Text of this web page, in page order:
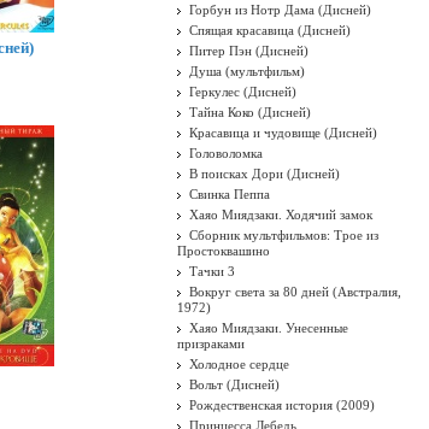
Горбун из Нотр Дама (Дисней)
Спящая красавица (Дисней)
Питер Пэн (Дисней)
Душа (мультфильм)
Геркулес (Дисней)
Тайна Коко (Дисней)
Красавица и чудовище (Дисней)
Головоломка
В поисках Дори (Дисней)
Свинка Пеппа
Хаяо Миядзаки. Ходячий замок
Сборник мультфильмов: Трое из
Простоквашино
Тачки 3
Вокруг света за 80 дней (Австралия,
1972)
Хаяо Миядзаки. Унесенные
призраками
Холодное сердце
Вольт (Дисней)
Рождественская история (2009)
Принцесса Лебедь